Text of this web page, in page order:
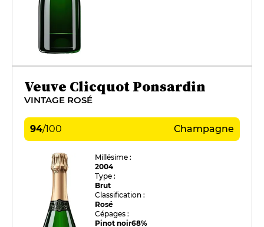
Veuve Clicquot Ponsardin
VINTAGE ROSÉ
94/100 Champagne
Millésime :
2004
Type :
Brut
Classification :
Rosé
Cépages :
Pinot noir68%